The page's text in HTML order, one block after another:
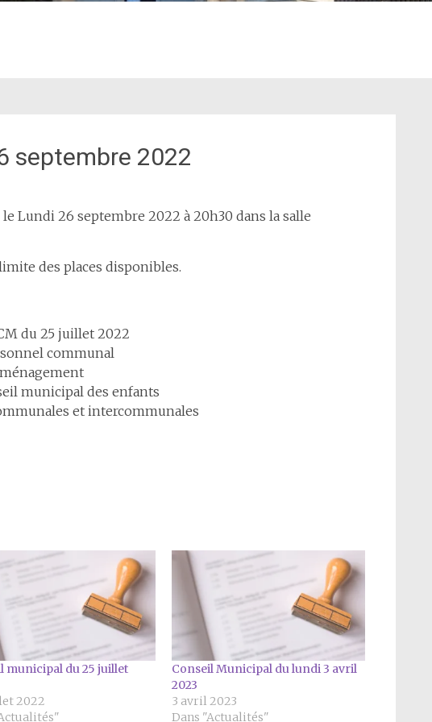
septembre 2022
Lundi 26 septembre 2022 à 20h30 dans la salle
des places disponibles.
du 25 juillet 2022
communal
municipal des enfants
et intercommunales
municipal du 25 juillet
2022
Conseil Municipal du lundi 3 avril
2023
3 avril 2023
Dans "Actualités"